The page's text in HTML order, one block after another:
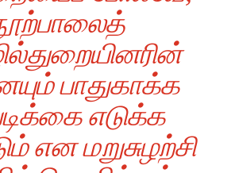
பாதுகாக்க
எடுக்க
என மறுசுழற்சி